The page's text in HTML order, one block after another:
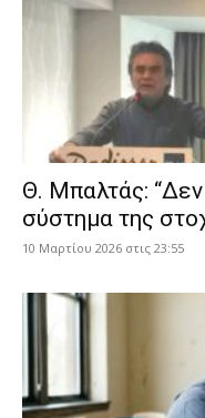
Θ. Μπαλτάς:
σύστημα της
10 Μαρτίου 2026 στις 23:55